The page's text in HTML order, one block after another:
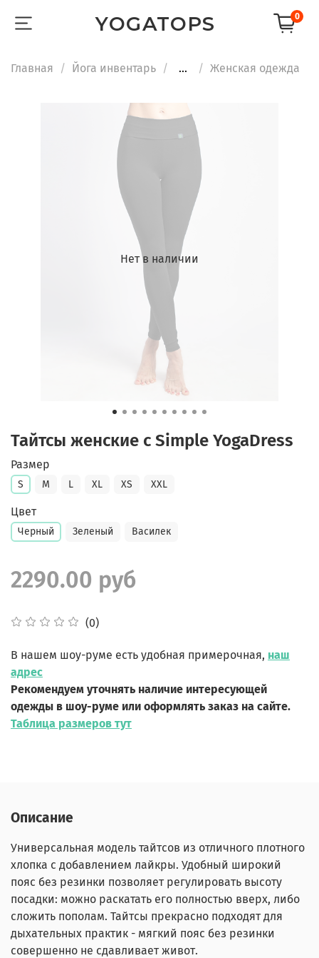
YOGATOPS 0
Главная Йога инвентарь ... Женская одежда
Нет в наличии
Тайтсы женские с Simple YogaDress
(0)
Размер
S M L XL XS XXL
Цвет
Черный Зеленый Василек
2290.00 руб
В нашем шоу-руме есть удобная примерочная, наш
адрес
Рекомендуем уточнять наличие интересующей
одежды в шоу-руме или оформлять заказ на сайте.
Таблица размеров тут
Описание
Универсальная модель тайтсов из отличного плотного
хлопка с добавлением лайкры. Удобный широкий
пояс без резинки позволяет регулировать высоту
посадки: можно раскатать его полностью вверх, либо
сложить пополам. Тайтсы прекрасно подходят для
дыхательных практик - мягкий пояс без резинки
совершенно не сдавливает живот.